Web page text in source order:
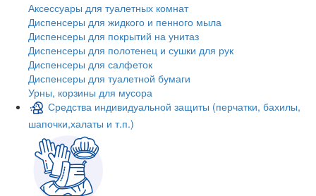
Аксессуары для туалетных комнат
Диспенсеры для жидкого и пенного мыла
Диспенсеры для покрытий на унитаз
Диспенсеры для полотенец и сушки для рук
Диспенсеры для салфеток
Диспенсеры для туалетной бумаги
Урны, корзины для мусора
Средства индивидуальной защиты (перчатки, бахилы,
шапочки,халаты и т.п.)